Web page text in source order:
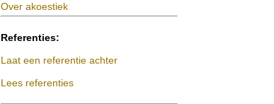
Over akoestiek
Referenties:
Laat een referentie achter
Lees referenties